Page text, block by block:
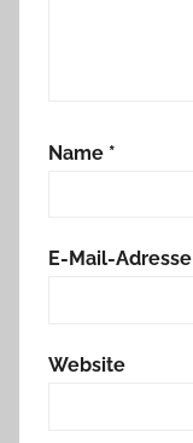
Name *
E-Mail-Adresse
Website